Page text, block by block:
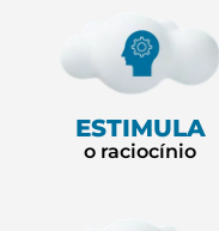
ESTIMULA
o raciocínio